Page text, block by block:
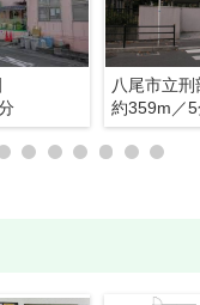
八尾市立
約359m／